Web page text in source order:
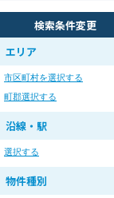
検索条件変更
エリア
市区町村を選択する
町郡選択する
沿線・駅
選択する
物件種別